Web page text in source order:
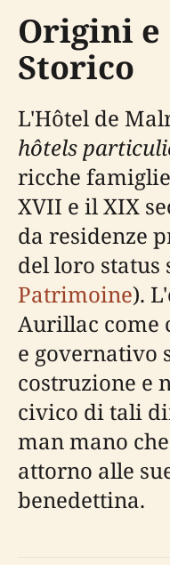
Origini e
Storico
L'Hôtel de
hôtels
ricche
XVII e il XIX
da residenze
del loro status
Patrimoine).
Aurillac come
e governativo
costruzione e
civico di tali
man mano
attorno alle
benedettina.